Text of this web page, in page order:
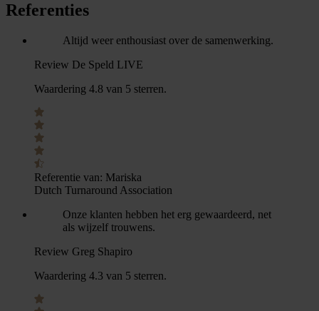
Referenties
Altijd weer enthousiast over de samenwerking.
Review De Speld LIVE
Waardering 4.8 van 5 sterren.
Referentie van: Mariska
Dutch Turnaround Association
Onze klanten hebben het erg gewaardeerd, net
als wijzelf trouwens.
Review Greg Shapiro
Waardering 4.3 van 5 sterren.